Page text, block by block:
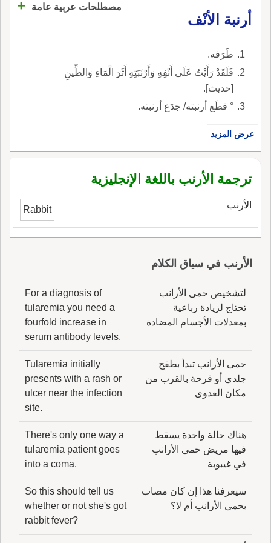
مصطلحات عربية عامة
+
أرنبة الأنْف
طَرَفه.
فَلَقَدْ رَأَيْتُ عَلَى أَنْفِهِ وَأَرْنَبَتِهِ أَثَرَ الْمَاءِ وَالطِّينِ
[حديث].
° قطَع أرنبته/ جدَع أرنبته.
عرض المزيد
ترجمة الأرنب باللغة الإنجليزية
الأرنب Rabbit
الأرنب في سياق الكلام
لتشخيص حمى الأرانب
تحتاج لزيادة رباعية
بمعدلات الأجسام المضادة
For a diagnosis of
tularemia you need a
fourfold increase in
serum antibody levels.
حمى الأرانب تبدأ بطفح
جلدي أو قرحة بالقرب من
مكان العدوى
Tularemia initially
presents with a rash or
ulcer near the infection
site.
هناك حالة واحدة يسقط
فيها مريض حمى الأرانب
في غيبوبة
There's only one way a
tularemia patient goes
into a coma.
سيعرفنا هذا إن كان مصاب
بحمى الأرانب أم لا؟
So this should tell us
whether or not she's got
rabbit fever?